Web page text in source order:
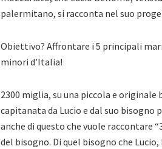
palermitano, si racconta nel suo
Obiettivo? Affrontare i 5 principali
minori d’Italia!
2300 miglia, su una piccola e originale
capitanata da Lucio e dal suo bisogno
anche di questo che vuole raccontare
del bisogno. Di quel bisogno che